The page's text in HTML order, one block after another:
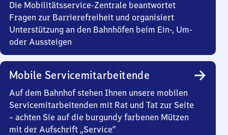
Die Mobilitätsservice-Zentrale beantwortet
Fragen zur Barrierefreiheit und organisiert
Unterstützung an den Bahnhöfen beim Ein-, Um-
oder Aussteigen
Mobile Servicemitarbeitende
Auf dem Bahnhof stehen Ihnen unsere mobilen
Servicemitarbeitenden mit Rat und Tat zur Seite
– achten Sie auf die burgundy farbenen Mützen
mit der Aufschrift „Service“